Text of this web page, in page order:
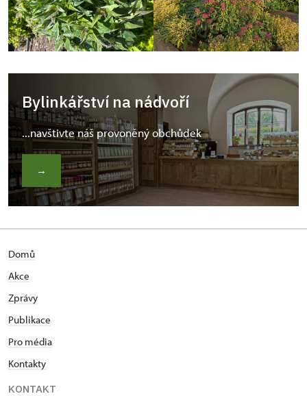
Bylinkářství na nádvoří
...navštivte náš provoněný obchůdek
→
Domů
Akce
Zprávy
Publikace
Pro média
Kontakty
KONTAKT